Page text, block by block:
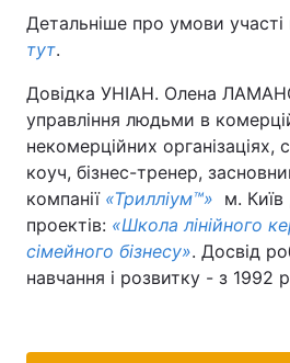
Детальніше про умови
тут.
Довідка УНІАН. Олена
управління людьми в
некомерційних організаціях,
коуч, бізнес-тренер,
компанії «Трилліум™» м. Київ
проектів: «Школа лінійного
сімейного бізнесу». Досвід
навчання і розвитку - з 1992